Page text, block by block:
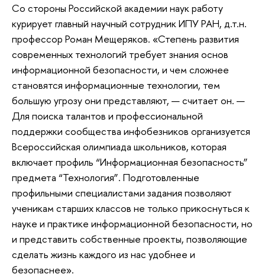
Со стороны Российской академии наук работу
курирует главный научный сотрудник ИПУ РАН, д.т.н.
профессор Роман Мещеряков. «Степень развития
современных технологий требует знания основ
информационной безопасности, и чем сложнее
становятся информационные технологии, тем
большую угрозу они представляют, — считает он. —
Для поиска талантов и профессиональной
поддержки сообщества инфобезников организуется
Всероссийская олимпиада школьников, которая
включает профиль “Информационная безопасность”
предмета “Технология”. Подготовленные
профильными специалистами задания позволяют
ученикам старших классов не только прикоснуться к
науке и практике информационной безопасности, но
и представить собственные проекты, позволяющие
сделать жизнь каждого из нас удобнее и
безопаснее».